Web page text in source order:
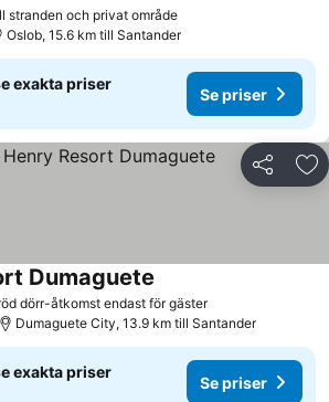
stranden och privat område
Oslob, 15.6 km till Santander
exakta priser
Se priser
Dela
dörr-åtkomst endast för gäster
Dumaguete
Dumaguete City, 13.9 km till Santander
exakta priser
Se priser